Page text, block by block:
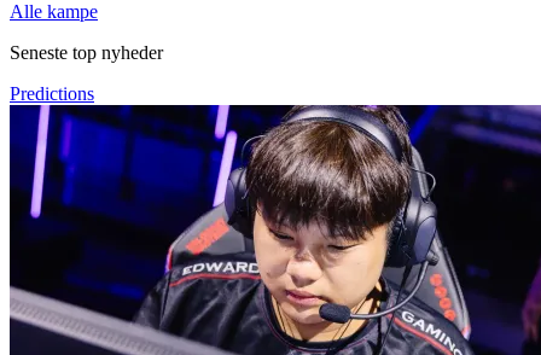
Alle kampe
Seneste top nyheder
Predictions